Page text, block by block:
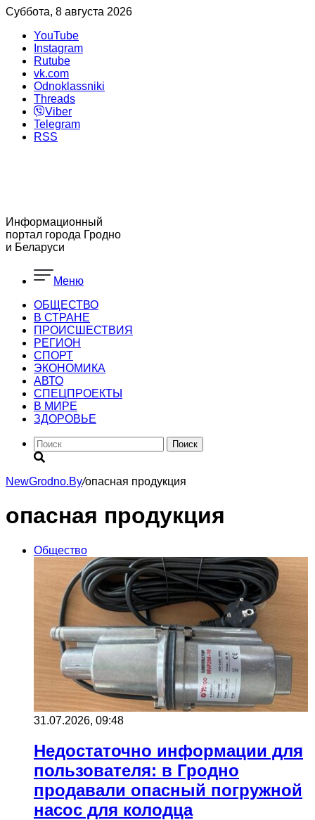
Суббота, 8 августа 2026
YouTube
Instagram
Rutube
vk.com
Odnoklassniki
Threads
Viber
Telegram
RSS
Информационный
портал города Гродно
и Беларуси
Меню
ОБЩЕСТВО
В СТРАНЕ
ПРОИСШЕСТВИЯ
РЕГИОН
CПОРТ
ЭКОНОМИКА
АВТО
СПЕЦПРОЕКТЫ
В МИРЕ
ЗДОРОВЬЕ
Поиск
NewGrodno.By/опасная продукция
опасная продукция
Общество
31.07.2026, 09:48
Недостаточно информации для
пользователя: в Гродно
продавали опасный погружной
насос для колодца